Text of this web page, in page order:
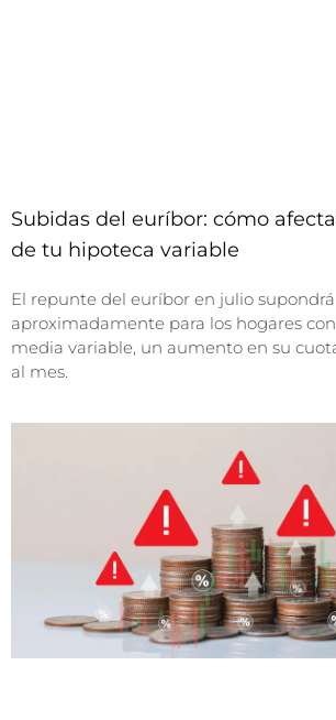
Subidas del euríbor: cómo
de tu hipoteca variable
El repunte del euríbor en julio supondrá
aproximadamente para los hogares
media variable, un aumento en su
al mes.